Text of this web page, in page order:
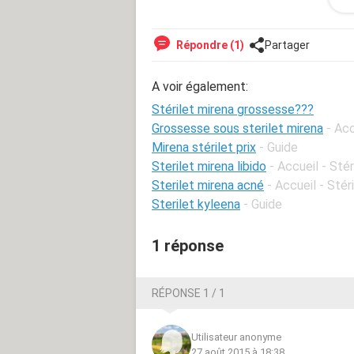
negatif au test urinaire le premier
Répondre (1) Partager
A voir également:
Stérilet mirena grossesse???
Grossesse sous sterilet mirena -
Mirena stérilet prix - Guide
Sterilet mirena libido - Accueil -
Sterilet mirena acné - Accueil -
Sterilet kyleena - Guide
1 réponse
RÉPONSE 1 / 1
Utilisateur anonyme
27 août 2015 à 18:38